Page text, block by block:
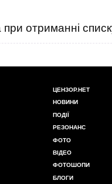
отриманні
ЦЕНЗОР.НЕТ
НОВИНИ
ПОДІЇ
РЕЗОНАНС
ФОТО
ВІДЕО
ФОТОШОПИ
БЛОГИ